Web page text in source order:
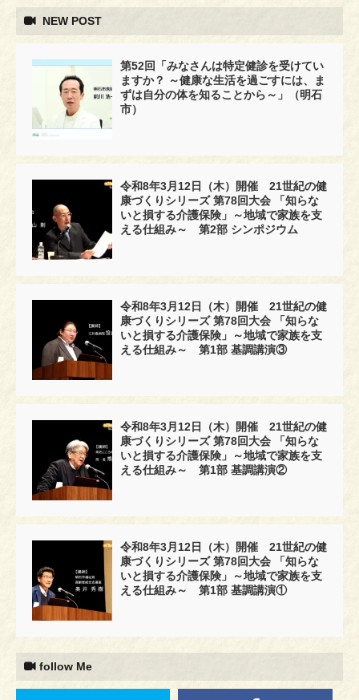
NEW POST
第52回「みなさんは特定健診を受けてい
ますか？ ～健康な生活を過ごすには、ま
ずは自分の体を知ることから～」（明石
市）
令和8年3月12日（木）開催 21世紀の健
康づくりシリーズ 第78回大会 「知らな
いと損する介護保険」～地域で家族を支
える仕組み～ 第2部 シンポジウム
令和8年3月12日（木）開催 21世紀の健
康づくりシリーズ 第78回大会 「知らな
いと損する介護保険」～地域で家族を支
える仕組み～ 第1部 基調講演③
令和8年3月12日（木）開催 21世紀の健
康づくりシリーズ 第78回大会 「知らな
いと損する介護保険」～地域で家族を支
える仕組み～ 第1部 基調講演②
令和8年3月12日（木）開催 21世紀の健
康づくりシリーズ 第78回大会 「知らな
いと損する介護保険」～地域で家族を支
える仕組み～ 第1部 基調講演①
follow Me